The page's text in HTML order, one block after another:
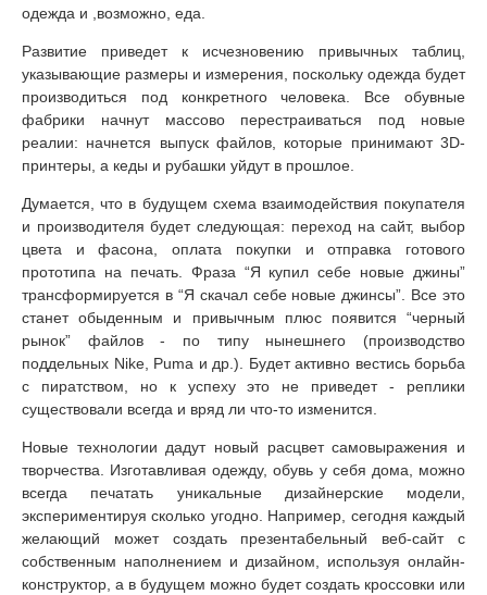
одежда и ,возможно, еда.
Развитие приведет к исчезновению привычных таблиц,
указывающие размеры и измерения, поскольку одежда будет
производиться под конкретного человека. Все обувные
фабрики начнут массово перестраиваться под новые
реалии: начнется выпуск файлов, которые принимают 3D-
принтеры, а кеды и рубашки уйдут в прошлое.
Думается, что в будущем схема взаимодействия покупателя
и производителя будет следующая: переход на сайт, выбор
цвета и фасона, оплата покупки и отправка готового
прототипа на печать. Фраза “Я купил себе новые джины”
трансформируется в “Я скачал себе новые джинсы”. Все это
станет обыденным и привычным плюс появится “черный
рынок” файлов - по типу нынешнего (производство
поддельных Nike, Puma и др.). Будет активно вестись борьба
с пиратством, но к успеху это не приведет - реплики
существовали всегда и вряд ли что-то изменится.
Новые технологии дадут новый расцвет самовыражения и
творчества. Изготавливая одежду, обувь у себя дома, можно
всегда печатать уникальные дизайнерские модели,
экспериментируя сколько угодно. Например, сегодня каждый
желающий может создать презентабельный веб-сайт с
собственным наполнением и дизайном, используя онлайн-
конструктор, а в будущем можно будет создать кроссовки или